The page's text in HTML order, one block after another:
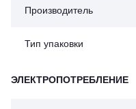
Производитель
Тип упаковки
ЭЛЕКТРОПОТРЕБЛЕНИЕ